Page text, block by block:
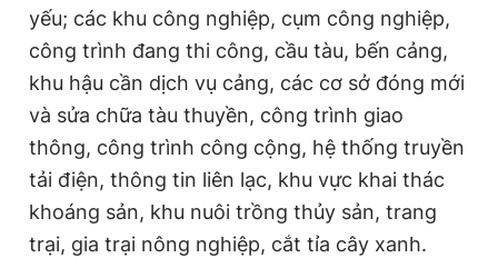
yếu; các khu công nghiệp, cụm công nghiệp,
công trình đang thi công, cầu tàu, bến cảng,
khu hậu cần dịch vụ cảng, các cơ sở đóng mới
và sửa chữa tàu thuyền, công trình giao
thông, công trình công cộng, hệ thống truyền
tải điện, thông tin liên lạc, khu vực khai thác
khoáng sản, khu nuôi trồng thủy sản, trang
trại, gia trại nông nghiệp, cắt tỉa cây xanh.